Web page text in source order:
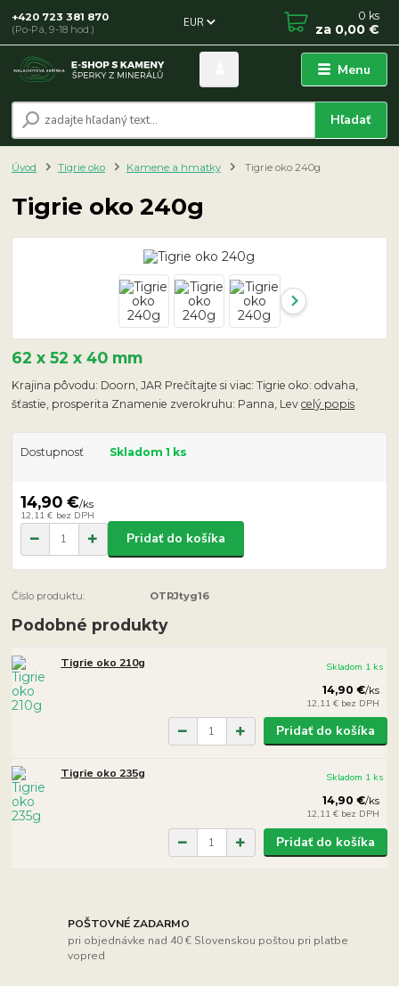
Menu
EUR
Hľadať
+420 723 381 870
(Po-Pá, 9-18 hod.)
0 ks
za 0,00 €
Úvod Tigrie oko Kamene a hmatky Tigrie oko 240g
Tigrie oko 240g
62 x 52 x 40 mm
Krajina pôvodu: Doorn, JAR Prečítajte si viac: Tigrie oko: odvaha,
šťastie, prosperita Znamenie zverokruhu: Panna, Levcelý popis
Dostupnosť Skladom 1 ks
14,90 €/ks
12,11 € bez DPH
Pridať do košíka
Číslo produktu: OTRJtyg16
Podobné produkty
Tigrie oko 210g
14,90 €/ks
12,11 € bez DPH
Skladom 1 ks
Pridať do košíka
Tigrie oko 235g
14,90 €/ks
12,11 € bez DPH
Skladom 1 ks
Pridať do košíka
POŠTOVNÉ ZADARMO
pri objednávke nad 40 € Slovenskou poštou pri platbe
vopred